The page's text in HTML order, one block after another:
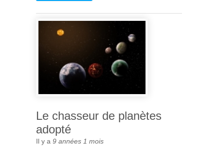
ROTATION RAPIDE DE SON
CŒUR THERMONUCLÉAIRE
Le chasseur de planètes
adopté
Il y a 9 années 1 mois